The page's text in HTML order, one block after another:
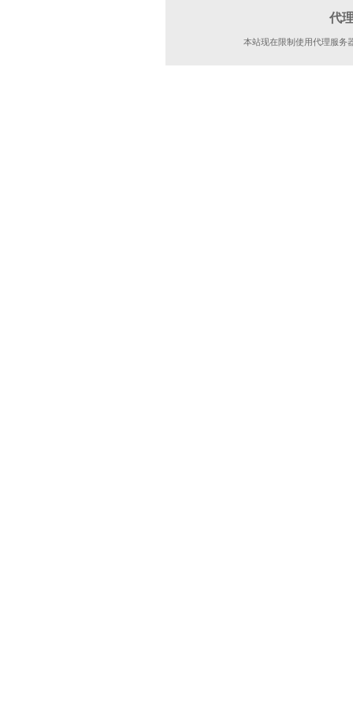
代
本站现在限制使用代理服务